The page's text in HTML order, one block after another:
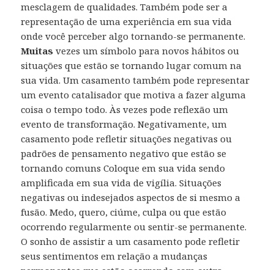
mesclagem de qualidades. Também pode ser a
representação de uma experiência em sua vida
onde você perceber algo tornando-se permanente.
Muitas vezes um símbolo para novos hábitos ou
situações que estão se tornando lugar comum na
sua vida. Um casamento também pode representar
um evento catalisador que motiva a fazer alguma
coisa o tempo todo. Às vezes pode reflexão um
evento de transformação. Negativamente, um
casamento pode refletir situações negativas ou
padrões de pensamento negativo que estão se
tornando comuns Coloque em sua vida sendo
amplificada em sua vida de vigília. Situações
negativas ou indesejados aspectos de si mesmo a
fusão. Medo, quero, ciúme, culpa ou que estão
ocorrendo regularmente ou sentir-se permanente.
O sonho de assistir a um casamento pode refletir
seus sentimentos em relação a mudanças